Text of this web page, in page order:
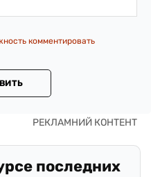
комментировать
последних